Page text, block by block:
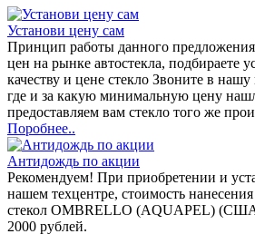
Установи цену сам
Принцип работы данного
цен на рынке автостекла, подбираете
качеству и цене стекло Звоните в
где и за какую минимальную цену
предоставляем вам стекло того же
Поробнее..
Антидождь по акции
Рекомендуем! При приобретении и
нашем техцентре, стоимость
стекол OMBRELLO (AQUAPEL)
2000 рублей.